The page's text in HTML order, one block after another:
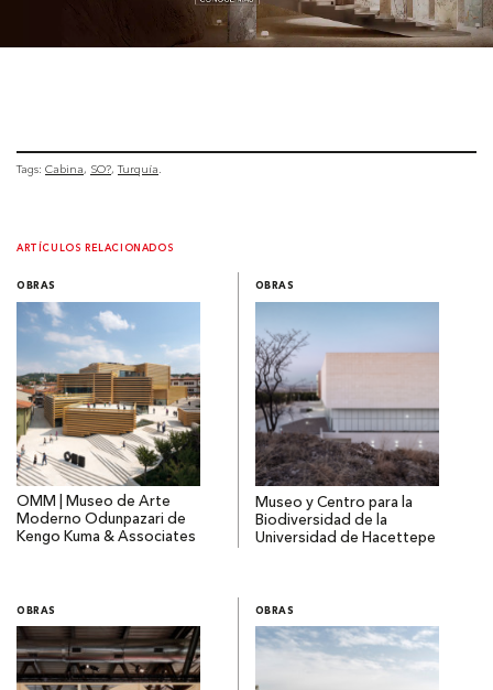
Tags: Cabina SO? Turquía
ARTÍCULOS RELACIONADOS
OBRAS
OMM | Museo de Arte
Moderno Odunpazari de
Kengo Kuma & Associates
OBRAS
Museo y Centro para la
Biodiversidad de la
Universidad de Hacettepe
OBRAS OBRAS